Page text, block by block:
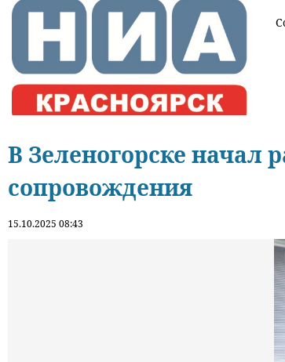
В Зеленогорске начал
сопровождения
15.10.2025 08:43